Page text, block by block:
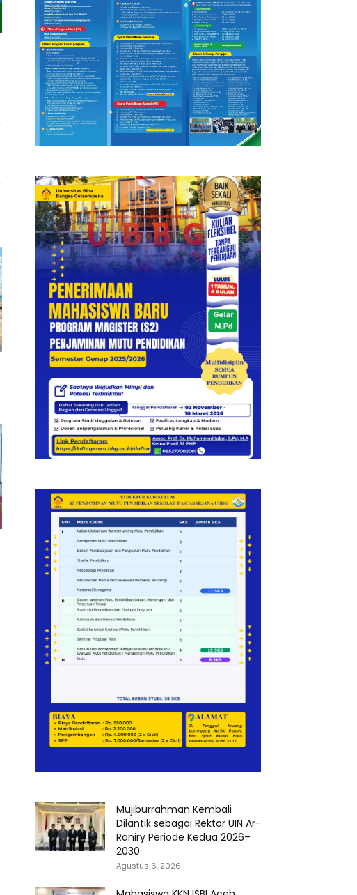
Mujiburrahman Kembali
Dilantik sebagai Rektor UIN Ar-
Raniry Periode Kedua 2026–
2030
Agustus 6, 2026